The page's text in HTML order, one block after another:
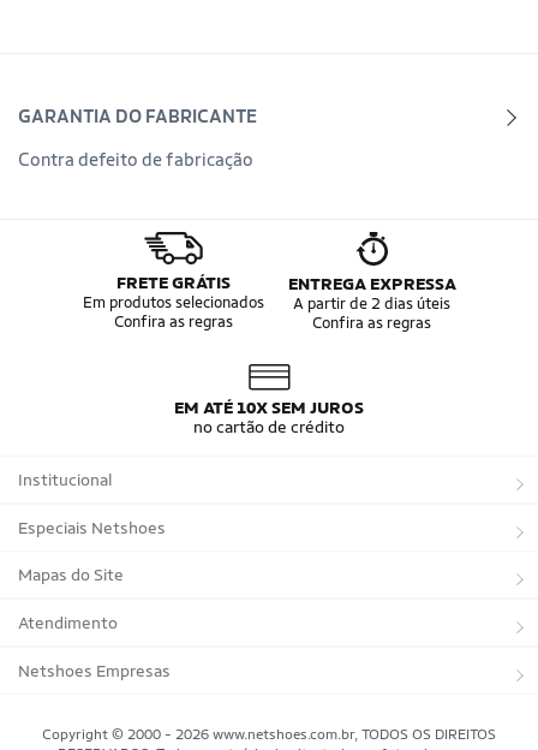
GARANTIA DO FABRICANTE
Contra defeito de fabricação
FRETE GRÁTIS
Em produtos selecionados
Confira as regras
ENTREGA EXPRESSA
A partir de 2 dias úteis
Confira as regras
EM ATÉ 10X SEM JUROS
no cartão de crédito
Institucional
Sobre a Netshoes
Política de Privacidade
Programa de Afiliados
Regulamentos
Especiais Netshoes
Suplementos
Corrida
Bicicletas
Mapas do Site
Marcas
Tipos de Produtos
Atendimento
Trocas e devoluções
Netshoes Empresas
Copyright © 2000 - 2026 www.netshoes.com.br, TODOS OS DIREITOS